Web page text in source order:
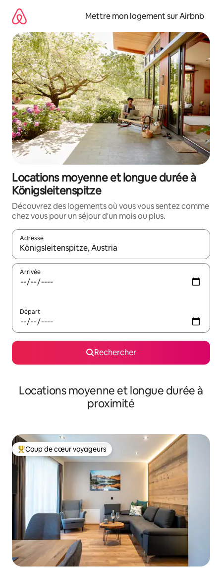
directement
contenu
Mettre mon logement sur Airbnb
Locations moyenne et longue durée à
Königsleitenspitze
Découvrez des logements où vous vous sentez comme
chez vous pour un séjour d'un mois ou plus.
Adresse
Lorsque les résultats s'affichent, utilisez les flèches vers le
Arrivée
Départ
Rechercher
Locations moyenne et longue durée à
proximité
Coups de cœur voyageurs les plus appréciés
Coup de cœur voyageurs